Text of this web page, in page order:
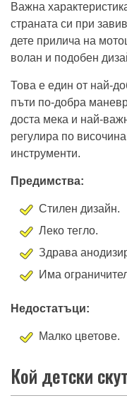
Важна
страната си при
дете прилича на
волан и подобен
Това е един от най-
пъти по-добра
доста мека и най-
регулира по
инструменти.
Предимства:
Стилен дизайн.
Леко тегло.
Здрава
Има
Недостатъци:
Малко цветове.
Кой детски